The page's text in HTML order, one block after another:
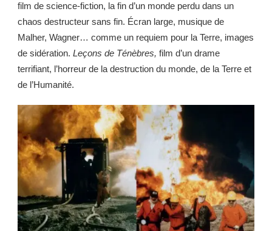
film de science-fiction, la fin d’un monde perdu dans un
chaos destructeur sans fin. Écran large, musique de
Malher, Wagner… comme un requiem pour la Terre, images
de sidération. Leçons de Ténèbres, film d’un drame
terrifiant, l’horreur de la destruction du monde, de la Terre et
de l’Humanité.